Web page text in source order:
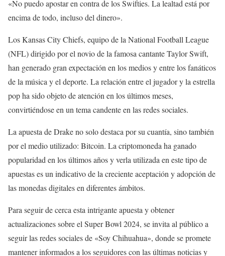
«No puedo apostar en contra de los Swifties. La lealtad está por
encima de todo, incluso del dinero».
Los Kansas City Chiefs, equipo de la National Football League
(NFL) dirigido por el novio de la famosa cantante Taylor Swift,
han generado gran expectación en los medios y entre los fanáticos
de la música y el deporte. La relación entre el jugador y la estrella
pop ha sido objeto de atención en los últimos meses,
convirtiéndose en un tema candente en las redes sociales.
La apuesta de Drake no solo destaca por su cuantía, sino también
por el medio utilizado: Bitcoin. La criptomoneda ha ganado
popularidad en los últimos años y verla utilizada en este tipo de
apuestas es un indicativo de la creciente aceptación y adopción de
las monedas digitales en diferentes ámbitos.
Para seguir de cerca esta intrigante apuesta y obtener
actualizaciones sobre el Super Bowl 2024, se invita al público a
seguir las redes sociales de «Soy Chihuahua», donde se promete
mantener informados a los seguidores con las últimas noticias y